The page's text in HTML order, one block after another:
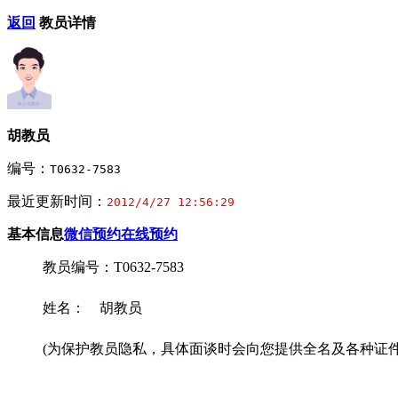
返回 教员详情
胡教员
编号： T0632-7583
最近更新时间： 2012/4/27 12:56:29
基本信息微信预约在线预约
教员编号：T0632-7583
姓名： 胡教员
(为保护教员隐私，具体面谈时会向您提供全名及各种证